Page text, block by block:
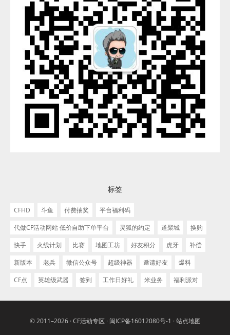
标签
CFHD 斗鱼 付费抽奖
平台福利码
代做CF活动网站 低价自助下单平台
灵狐的约定 道聚城
换购
快手
火线计划 比赛 地图工坊 好友积分 虎牙
补偿
新版本
老兵 微信公众号 超级神器 邀请好友
爆料
CF点
英雄级武器 签到 工作日好礼 米业务 福利派对
© 2011–2026 ·CF活动专区 · 闽ICP备16012080号-1 ·站点地图